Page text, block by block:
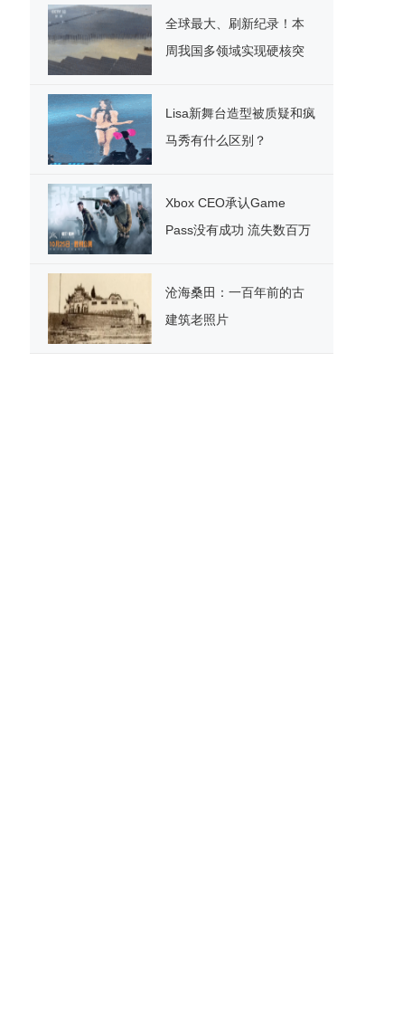
全球最大、刷新纪录！本
周我国多领域实现硬核突
Lisa新舞台造型被质疑和疯
马秀有什么区别？
Xbox CEO承认Game
Pass没有成功 流失数百万
沧海桑田：一百年前的古
建筑老照片